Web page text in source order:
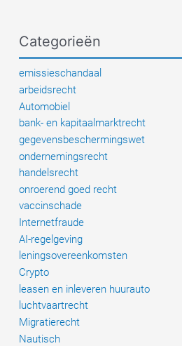
Categorieën
emissieschandaal
arbeidsrecht
Automobiel
bank- en kapitaalmarktrecht
gegevensbeschermingswet
ondernemingsrecht
handelsrecht
onroerend goed recht
vaccinschade
Internetfraude
AI-regelgeving
leningsovereenkomsten
Crypto
leasen en inleveren huurauto
luchtvaartrecht
Migratierecht
Nautisch